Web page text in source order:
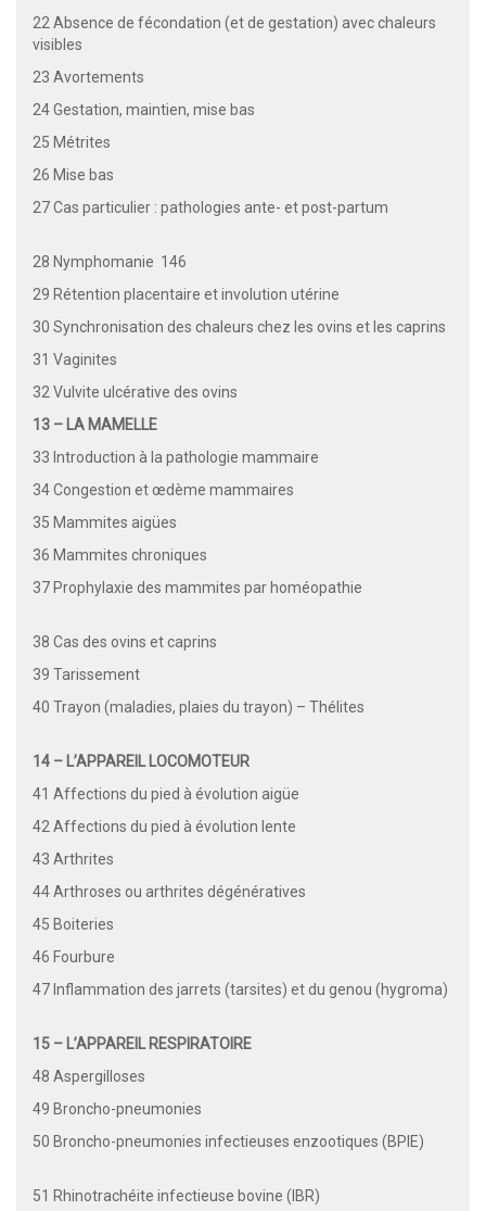
22 Absence de fécondation (et de gestation) avec chaleurs
visibles
23 Avortements
24 Gestation, maintien, mise bas
25 Métrites
26 Mise bas
27 Cas particulier : pathologies ante- et post-partum
28 Nymphomanie 146
29 Rétention placentaire et involution utérine
30 Synchronisation des chaleurs chez les ovins et les caprins
31 Vaginites
32 Vulvite ulcérative des ovins
13 – LA MAMELLE
33 Introduction à la pathologie mammaire
34 Congestion et œdème mammaires
35 Mammites aigües
36 Mammites chroniques
37 Prophylaxie des mammites par homéopathie
38 Cas des ovins et caprins
39 Tarissement
40 Trayon (maladies, plaies du trayon) – Thélites
14 – L’APPAREIL LOCOMOTEUR
41 Affections du pied à évolution aigüe
42 Affections du pied à évolution lente
43 Arthrites
44 Arthroses ou arthrites dégénératives
45 Boiteries
46 Fourbure
47 Inflammation des jarrets (tarsites) et du genou (hygroma)
15 – L’APPAREIL RESPIRATOIRE
48 Aspergilloses
49 Broncho-pneumonies
50 Broncho-pneumonies infectieuses enzootiques (BPIE)
51 Rhinotrachéite infectieuse bovine (IBR)